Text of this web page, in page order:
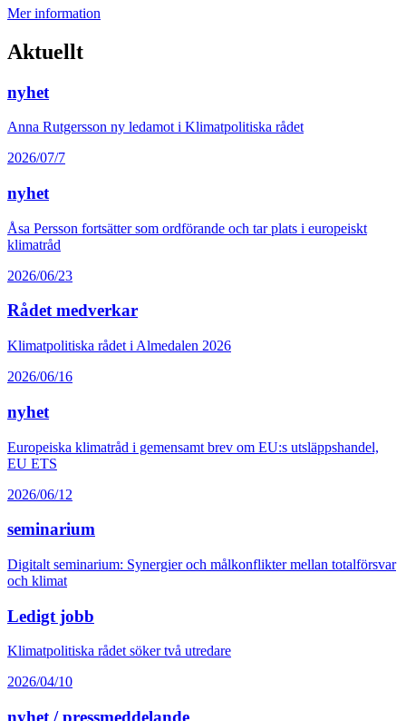
Mer information
Aktuellt
nyhet
Anna Rutgersson ny ledamot i Klimatpolitiska rådet
2026/07/7
nyhet
Åsa Persson fortsätter som ordförande och tar plats i europeiskt
klimatråd
2026/06/23
Rådet medverkar
Klimatpolitiska rådet i Almedalen 2026
2026/06/16
nyhet
Europeiska klimatråd i gemensamt brev om EU:s utsläppshandel,
EU ETS
2026/06/12
seminarium
Digitalt seminarium: Synergier och målkonflikter mellan totalförsvar
och klimat
Ledigt jobb
Klimatpolitiska rådet söker två utredare
2026/04/10
nyhet / pressmeddelande